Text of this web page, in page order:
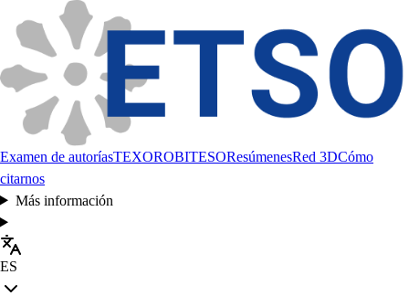
Examen de autoríasTEXOROBITESOResúmenesRed 3DCómo
citarnos
Más información
ES